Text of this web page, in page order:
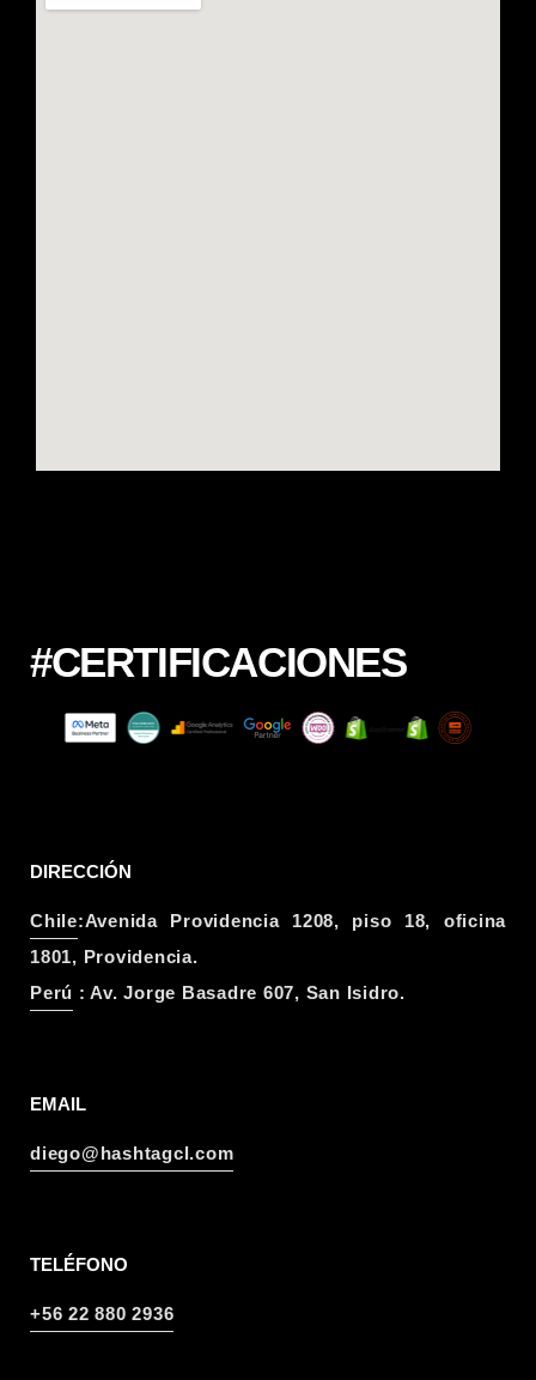
#CERTIFICACIONES
DIRECCIÓN
Chile:Avenida Providencia 1208, piso 18, oficina
1801, Providencia.
Perú : Av. Jorge Basadre 607, San Isidro.
EMAIL
diego@hashtagcl.com
TELÉFONO
+56 22 880 2936